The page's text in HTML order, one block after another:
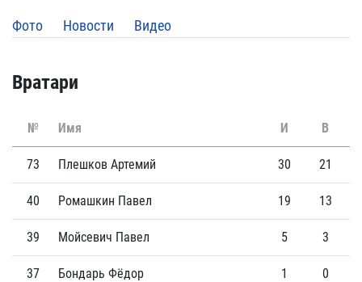
Фото Новости Видео
Вратари
№ Имя И В
73 Плешков Артемий 30 21
40 Ромашкин Павел 19 13
39 Мойсевич Павел 5 3
37 Бондарь Фёдор 1 0